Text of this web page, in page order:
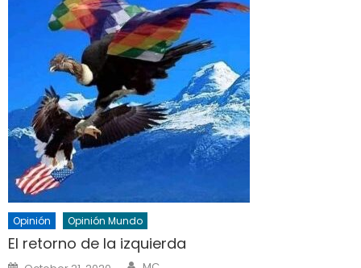
Opinión Opinión Mundo
El retorno de la izquierda
Posted Author